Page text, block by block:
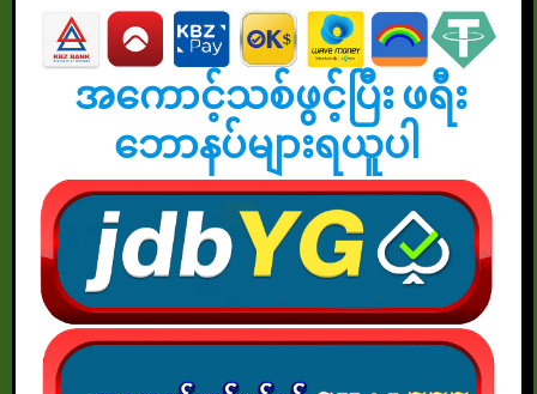
အကောင့်သစ်ဖွင့်ပြီး ဖရီး
ဘောနပ်များရယူပါ